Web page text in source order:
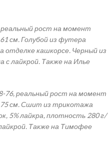
реальный рост на момент
см. Голубой из футера
отделке кашкорсе. Черный из
с лайкрой. Также на Илье
76, реальный рост на момент
75 см. Сшит из трикотажа
5% лайкра, плотность 280 г/
Также на Тимофее